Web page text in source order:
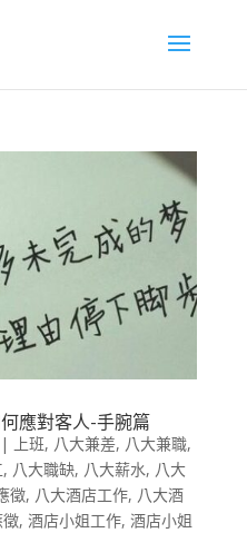
應對客人-手腕篇
| 上班, 八大兼差, 八大兼職,
, 八大職缺, 八大薪水, 八大
徵, 八大酒店工作, 八大酒
徵, 酒店小姐工作, 酒店小姐